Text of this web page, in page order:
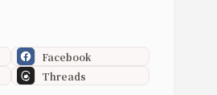
Facebook
Threads